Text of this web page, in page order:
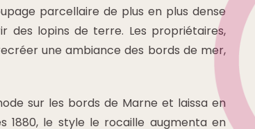
parcellaire de plus en plus dense
des lopins de terre. Les propriétaires,
une ambiance des bords de mer,
sur les bords de Marne et laissa en
1880, le style le rocaille augmenta en